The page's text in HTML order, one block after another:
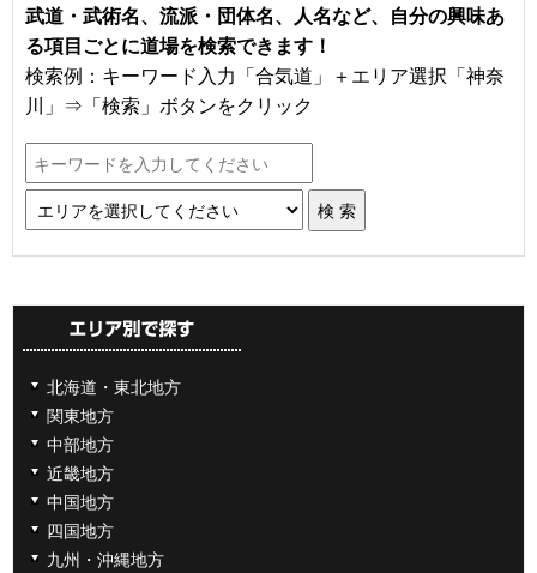
武道・武術名、流派・団体名、人名など、自分の興味あ
る項目ごとに道場を検索できます！
検索例：キーワード入力「合気道」＋エリア選択「神奈
川」⇒「検索」ボタンをクリック
北海道・東北地方
関東地方
中部地方
近畿地方
中国地方
四国地方
九州・沖縄地方